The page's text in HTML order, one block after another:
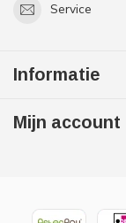
Service
Informatie
Mijn account